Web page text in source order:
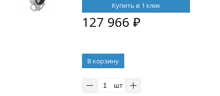
Купить в 1 клик
127 966 ₽
В корзину
шт